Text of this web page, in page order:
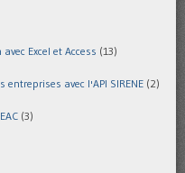
Excel et Access (13)
entreprises avec l'API SIRENE (2)
(3)